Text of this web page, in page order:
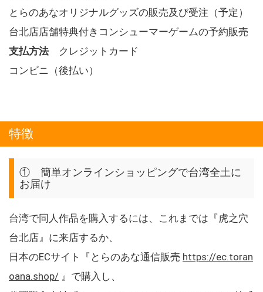
とらのあなオリジナルグッズの販売及び受注（予定）
台北店店舗特典付きコンシューマーゲームの予約販売
支払方法 クレジットカード
コンビニ（後払い）
特徴
① 簡単オンラインショッピングで台湾全土に
お届け
台湾で同人作品を購入するには、これまでは『虎之穴
台北店』に来店するか、
日本のECサイト『とらのあな通信販売 https://ec.toran
oana.shop/ 』で購入し、